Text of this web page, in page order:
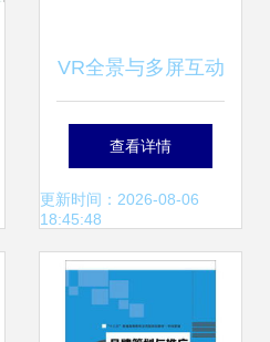
VR全景与多屏互动
售楼系统的市场策
略创新
查看详情
更新时间：2026-08-06
18:45:48